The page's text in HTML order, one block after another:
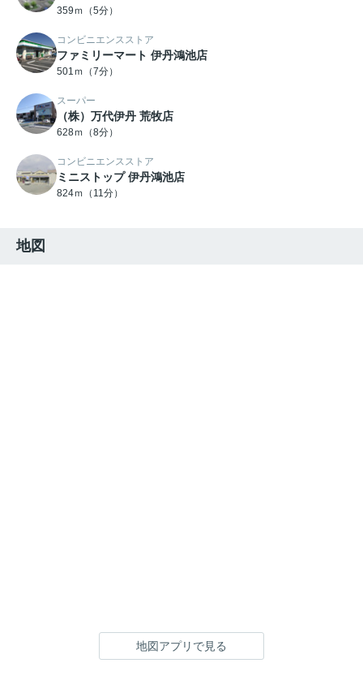
359ｍ（5分）
コンビニエンスストア
ファミリーマート 伊丹鴻池店
501ｍ（7分）
スーパー
（株）万代伊丹 荒牧店
628ｍ（8分）
コンビニエンスストア
ミニストップ 伊丹鴻池店
824ｍ（11分）
地図
地図アプリで見る